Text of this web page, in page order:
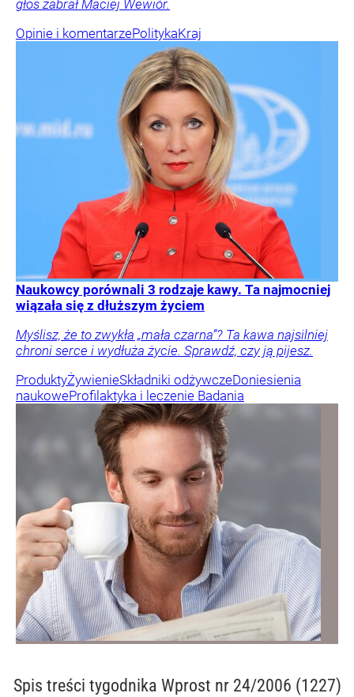
głos zabrał Maciej Wewiór.
Opinie i komentarzePolitykaKraj
Naukowcy porównali 3 rodzaje kawy. Ta najmocniej
wiązała się z dłuższym życiem
Myślisz, że to zwykła „mała czarna”? Ta kawa najsilniej
chroni serce i wydłuża życie. Sprawdź, czy ją pijesz.
ProduktyŻywienieSkładniki odżywczeDoniesienia
naukoweProfilaktyka i leczenie Badania
Spis treści tygodnika Wprost nr 24/2006 (1227)